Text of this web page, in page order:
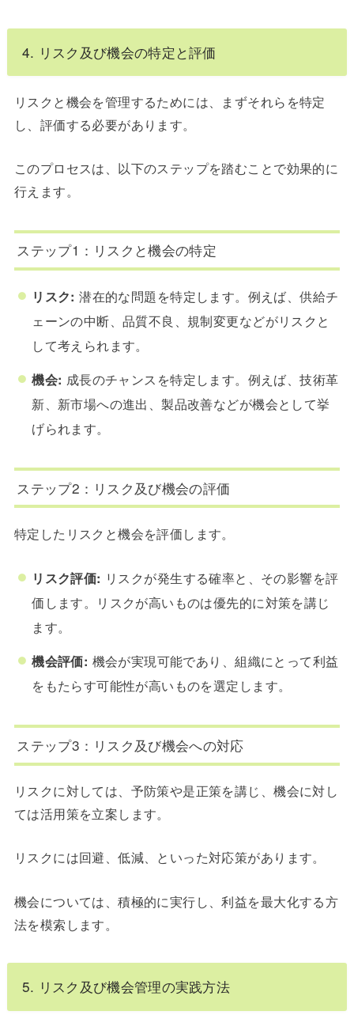
4. リスク及び機会の特定と評価
リスクと機会を管理するためには、まずそれらを特定
し、評価する必要があります。
このプロセスは、以下のステップを踏むことで効果的に
行えます。
ステップ1：リスクと機会の特定
リスク: 潜在的な問題を特定します。例えば、供給チ
ェーンの中断、品質不良、規制変更などがリスクと
して考えられます。
機会: 成長のチャンスを特定します。例えば、技術革
新、新市場への進出、製品改善などが機会として挙
げられます。
ステップ2：リスク及び機会の評価
特定したリスクと機会を評価します。
リスク評価: リスクが発生する確率と、その影響を評
価します。リスクが高いものは優先的に対策を講じ
ます。
機会評価: 機会が実現可能であり、組織にとって利益
をもたらす可能性が高いものを選定します。
ステップ3：リスク及び機会への対応
リスクに対しては、予防策や是正策を講じ、機会に対し
ては活用策を立案します。
リスクには回避、低減、といった対応策があります。
機会については、積極的に実行し、利益を最大化する方
法を模索します。
5. リスク及び機会管理の実践方法